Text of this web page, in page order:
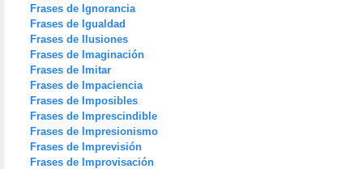
Frases de Ignorancia
Frases de Igualdad
Frases de Ilusiones
Frases de Imaginación
Frases de Imitar
Frases de Impaciencia
Frases de Imposibles
Frases de Imprescindible
Frases de Impresionismo
Frases de Imprevisión
Frases de Improvisación